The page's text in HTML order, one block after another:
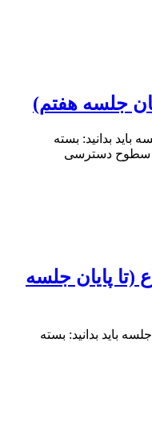
جلسه هفتم)
بدانید: بسته
(تا پایان جلسه
باید بدانید: بسته